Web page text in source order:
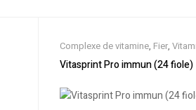
Complexe de vitamine, Fier,
Vitamina C,Vitamina D,Vitamine,
Vitasprint Pro immun (24 fiole)